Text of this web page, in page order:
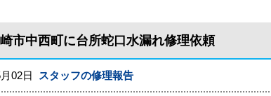
市中西町に台所蛇口水漏れ修理依頼
02日 スタッフの修理報告